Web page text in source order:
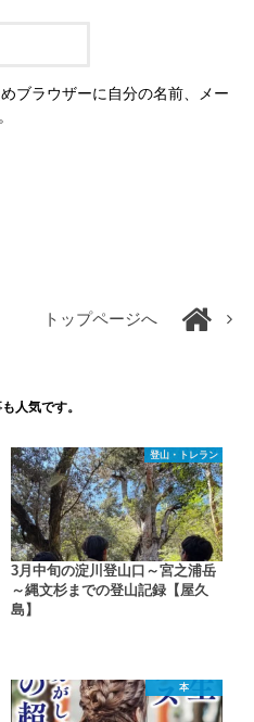
ブラウザーに自分の名前、メー
トップページへ
人気です。
登山・トレラン
3月中旬の淀川登山口～宮之浦岳
～縄文杉までの登山記録【屋久
島】
本